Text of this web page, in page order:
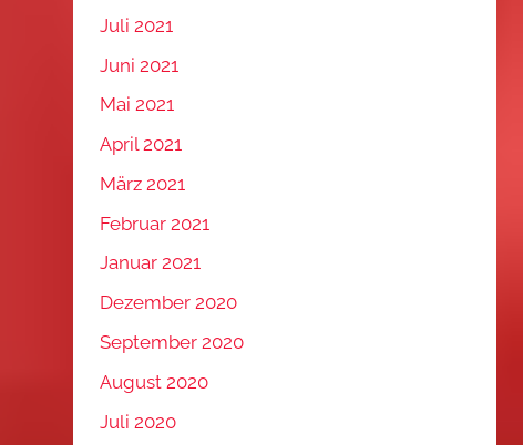
Juli 2021
Juni 2021
Mai 2021
April 2021
März 2021
Februar 2021
Januar 2021
Dezember 2020
September 2020
August 2020
Juli 2020